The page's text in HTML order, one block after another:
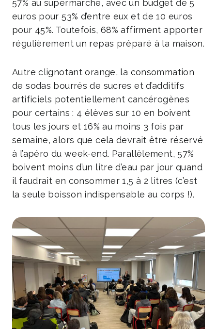
57% au supermarché, avec un budget de 5
euros pour 53% d’entre eux et de 10 euros
pour 45%. Toutefois, 68% affirment apporter
régulièrement un repas préparé à la maison.
Autre clignotant orange, la consommation
de sodas bourrés de sucres et d’additifs
artificiels potentiellement cancérogènes
pour certains : 4 élèves sur 10 en boivent
tous les jours et 16% au moins 3 fois par
semaine, alors que cela devrait être réservé
à l’apéro du week-end. Parallèlement, 57%
boivent moins d’un litre d’eau par jour quand
il faudrait en consommer 1,5 à 2 litres (c’est
la seule boisson indispensable au corps !).